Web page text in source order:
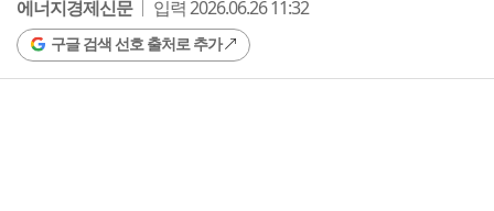
에너지경제신문
입력 2026.06.26 11:32
구글 검색 선호 출처로 추가